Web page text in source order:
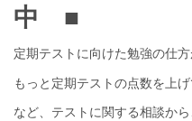
中 ■
定期テストに向けた勉強の仕方
もっと定期テストの点数を上げ
など、テストに関する相談か